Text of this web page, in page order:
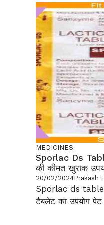
MEDICINES
Sporlac Ds
की कीमत खुराक
20/02/2024Prakash
Sporlac ds
टैबलेट का उपयोग